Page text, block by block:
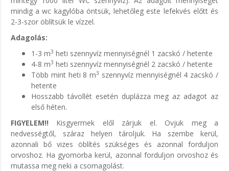
mindig a wc kagylóba öntsük, lehetőleg este lefekvés előtt és
2-3-szor öblítsük le vízzel.
Adagolás:
1-3 m3 heti szennyvíz mennyiségnél 1 zacskó / hetente
4-8 m3 heti szennyvíz mennyiségnél 2 zacskó / hetente
Több mint heti 8 m3 szennyvíz mennyiségnél 4 zacskó /
hetente
Hosszabb távollét esetén duplázza meg az adagot az
első héten.
FIGYELEM!! Kisgyermek elől zárjuk el. Ovjuk meg a
nedvességtől, száraz helyen tároljuk. Ha szembe kerül,
azonnali bő vizes öblítés szükséges és azonnal forduljon
orvoshoz. Ha gyomorba kerül, azonnal forduljon orvoshoz és
mutassa meg neki a csomagolást.